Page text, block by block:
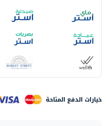
خيارات الدفع المتاحة